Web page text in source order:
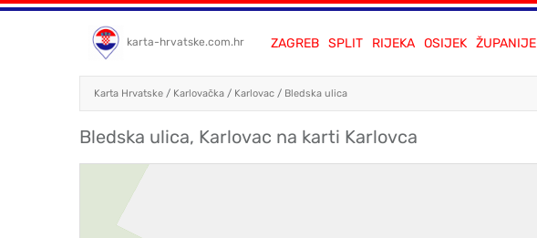
karta-hrvatske.com.hr ZAGREB SPLIT RIJEKA OSIJEK ŽUPANIJE
Karta Hrvatske / Karlovačka / Karlovac / Bledska ulica
Bledska ulica, Karlovac na karti Karlovca